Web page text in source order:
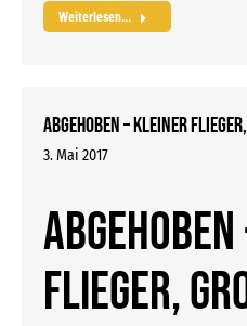
Weiterlesen...
Abgehoben – kleiner
3. Mai 2017
Flieger,